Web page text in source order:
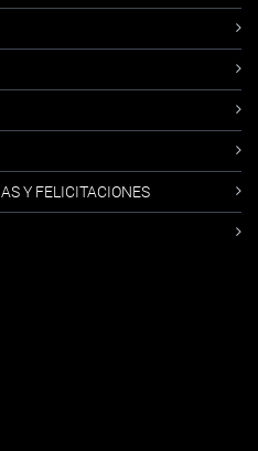
Y FELICITACIONES